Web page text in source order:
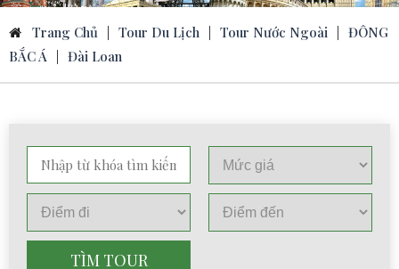
Trang Chủ Tour Du Lịch Tour Nước Ngoài
ĐÔNG
BẮC Á
Đài Loan
TÌM TOUR